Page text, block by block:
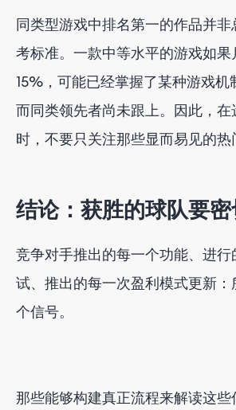
同类型游戏中排名第一的作品并
考标准。一款中等水平的游戏如果
15%，可能已经掌握了某种游戏机
而同类领先者尚未跟上。因此，
时，不要只关注那些显而易见的热
结论：获胜的球队要
竞争对手推出的每一个功能、进
试、推出的每一次盈利模式更新
个信号。
那些能够构建真正流程来解读这